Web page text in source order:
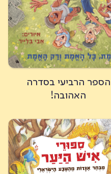
הספר הרביעי בסדרה
האהובה!